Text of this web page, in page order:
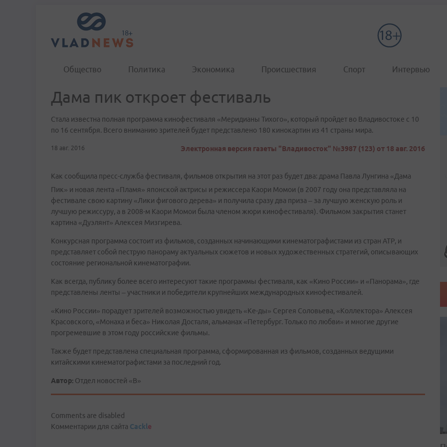
Общество Политика Экономика Происшествия Спорт Интервью
Дама пик откроет фестиваль
Стала известна полная программа кинофестиваля «Меридианы Тихого», который пройдет во Владивостоке с 10
по 16 сентября. Всего вниманию зрителей будет представлено 180 кинокартин из 41 страны мира.
18 авг. 2016 Электронная версия газеты "Владивосток" №3987 (123) от 18 авг. 2016
Как сообщила пресс-служба фестиваля, фильмов открытия на этот раз будет два: драма Павла Лунгина «Дама
Пик» и новая лента «Пламя» японской актрисы и режиссера Каори Момои (в 2007 году она представляла на
фестивале свою картину «Лики фигового дерева» и получила сразу два приза – за лучшую женскую роль и
лучшую режиссуру, а в 2008-м Каори Момои была членом жюри кинофестиваля). Фильмом закрытия станет
картина «Дуэлянт» Алексея Мизгирева.
Конкурсная программа состоит из фильмов, созданных начинающими кинематографистами из стран АТР, и
представляет собой пеструю панораму актуальных сюжетов и новых художественных стратегий, описывающих
состояние региональной кинематографии.
Как всегда, публику более всего интересуют такие программы фестиваля, как «Кино России» и «Панорама», где
представлены ленты – участники и победители крупнейших международных кинофестивалей.
«Кино России» порадует зрителей возможностью увидеть «Ке-ды» Сергея Соловьева, «Коллектора» Алексея
Красовского, «Монаха и беса» Николая Досталя, альманах «Петербург. Только по любви» и многие другие
прогремевшие в этом году российские фильмы.
Также будет представлена специальная программа, сформированная из фильмов, созданных ведущими
китайскими кинематографистами за последний год.
Автор: Отдел новостей «В»
Comments are disabled
Комментарии для сайта Cackle